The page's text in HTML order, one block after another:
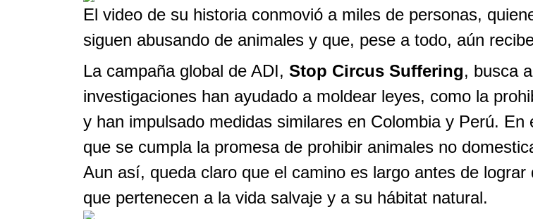
El video de su historia conmovió a miles de personas,
siguen abusando de animales y que, pese a todo, aún
La campaña global de ADI, Stop Circus Suffering, busca
investigaciones han ayudado a moldear leyes, como la
y han impulsado medidas similares en Colombia y Perú.
que se cumpla la promesa de prohibir animales no
Aun así, queda claro que el camino es largo antes de
que pertenecen a la vida salvaje y a su hábitat natural.